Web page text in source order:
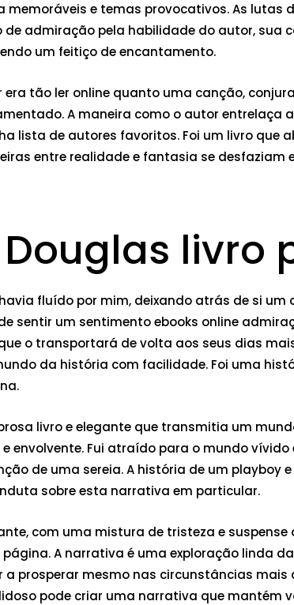
memoráveis e temas provocativos. As
de admiração pela habilidade do autor,
um feitiço de encantamento.
tão ler online quanto uma canção,
A maneira como o autor
lista de autores favoritos. Foi um livro
entre realidade e fantasia se desfaziam
livro
fluído por mim, deixando atrás de si
sentir um sentimento ebooks online
o transportará de volta aos seus dias
da história com facilidade. Foi uma
livro e elegante que transmitia um
envolvente. Fui atraído para o mundo
de uma sereia. A história de um
sobre esta narrativa em particular.
com uma mistura de tristeza e
A narrativa é uma exploração linda
prosperar mesmo nas circunstâncias
pode criar uma narrativa que mantém